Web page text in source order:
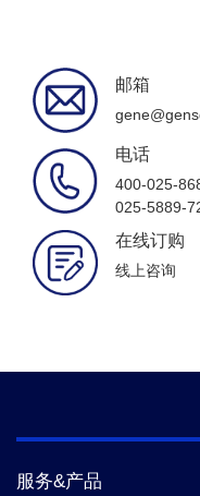
邮箱
电话
400-025-
025-5889-
在线订购
线上咨询
服务&产品